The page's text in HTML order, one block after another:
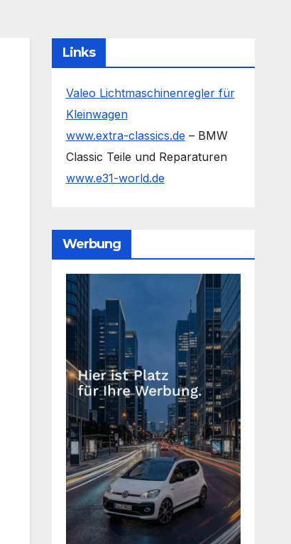
Links
Valeo Lichtmaschinenregler für
Kleinwagen
www.extra-classics.de – BMW
Classic Teile und Reparaturen
www.e31-world.de
Werbung